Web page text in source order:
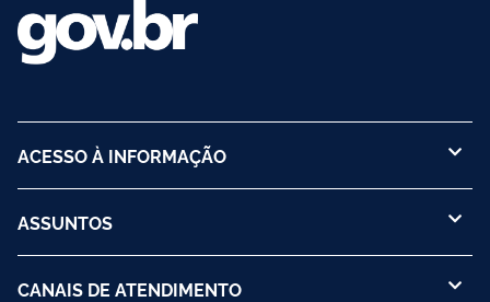
ACESSO À INFORMAÇÃO
ASSUNTOS
CANAIS DE ATENDIMENTO